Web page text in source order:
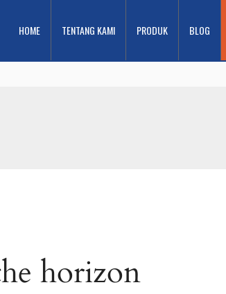
HOME TENTANG KAMI PRODUK BLOG
horizon